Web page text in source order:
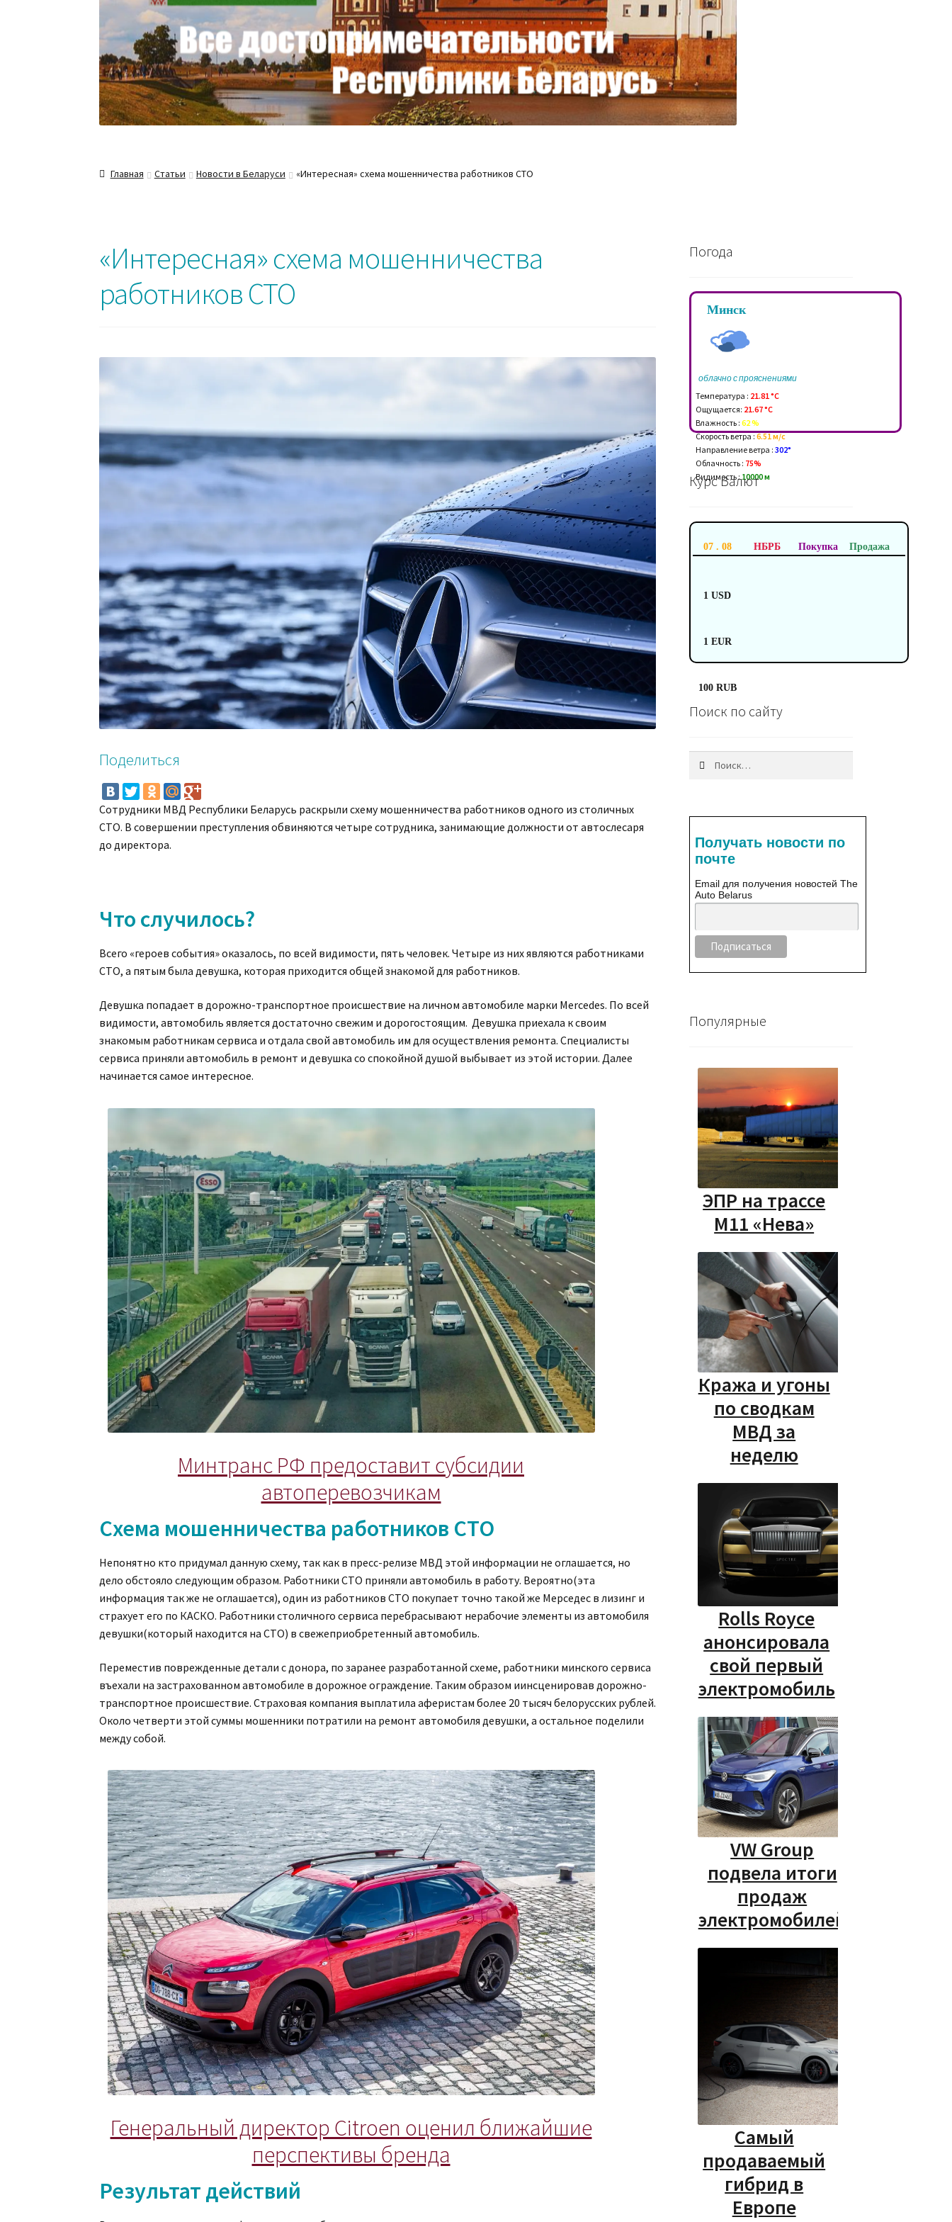
Главная Статьи Новости в Беларуси «Интересная» схема мошенничества работников СТО
«Интересная» схема мошенничества
работников СТО
Поделиться
Сотрудники МВД Республики Беларусь раскрыли схему мошенничества работников одного из столичных
СТО. В совершении преступления обвиняются четыре сотрудника, занимающие должности от автослесаря
до директора.
Что случилось?
Всего «героев события» оказалось, по всей видимости, пять человек. Четыре из них являются работниками
СТО, а пятым была девушка, которая приходится общей знакомой для работников.
Девушка попадает в дорожно-транспортное происшествие на личном автомобиле марки Mercedes. По всей
видимости, автомобиль является достаточно свежим и дорогостоящим. Девушка приехала к своим
знакомым работникам сервиса и отдала свой автомобиль им для осуществления ремонта. Специалисты
сервиса приняли автомобиль в ремонт и девушка со спокойной душой выбывает из этой истории. Далее
начинается самое интересное.
Минтранс РФ предоставит субсидии
автоперевозчикам
Схема мошенничества работников СТО
Непонятно кто придумал данную схему, так как в пресс-релизе МВД этой информации не оглашается, но
дело обстояло следующим образом. Работники СТО приняли автомобиль в работу. Вероятно(эта
информация так же не оглашается), один из работников СТО покупает точно такой же Мерседес в лизинг и
страхует его по КАСКО. Работники столичного сервиса перебрасывают нерабочие элементы из автомобиля
девушки(который находится на СТО) в свежеприобретенный автомобиль.
Переместив поврежденные детали с донора, по заранее разработанной схеме, работники минского сервиса
въехали на застрахованном автомобиле в дорожное ограждение. Таким образом иинсценировав дорожно-
транспортное происшествие. Страховая компания выплатила аферистам более 20 тысяч белорусских рублей.
Около четверти этой суммы мошенники потратили на ремонт автомобиля девушки, а остальное поделили
между собой.
Генеральный директор Citroen оценил ближайшие
перспективы бренда
Результат действий
Погода
Минск
облачно с прояснениями
Температура : 21.81 °C
Ощущается: 21.67 °C
Влажность : 62 %
Скорость ветра :6.51 м/c
Направление ветра : 302°
Облачность : 75%
Видимость :10000 м
Курс Валют
07 . 08 НБРБ Покупка Продажа
1 USD
1 EUR
100 RUB
Поиск по сайту
Получать новости по
почте
Email для получения новостей The
Auto Belarus
Популярные
ЭПР на трассе
М11 «Нева»
Кража и угоны
по сводкам
МВД за
неделю
Rolls Royce
анонсировала
свой первый
электромобиль
VW Group
подвела итоги
продаж
электромобилей
Самый
продаваемый
гибрид в
Европе